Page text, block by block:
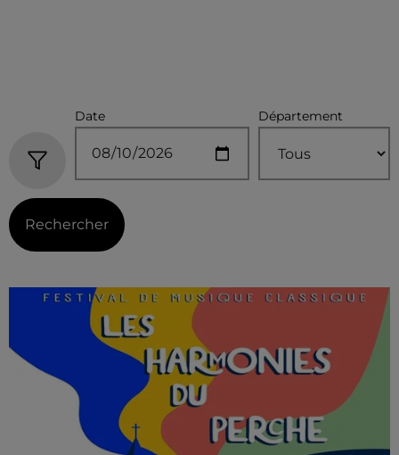
Date Département
Rechercher